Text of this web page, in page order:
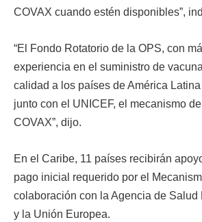
COVAX cuando estén disponibles”,
“El Fondo Rotatorio de la OPS, con
experiencia en el suministro de
calidad a los países de América
junto con el UNICEF, el mecanismo
COVAX”, dijo.
En el Caribe, 11 países recibirán
pago inicial requerido por el
colaboración con la Agencia de
y la Unión Europea.